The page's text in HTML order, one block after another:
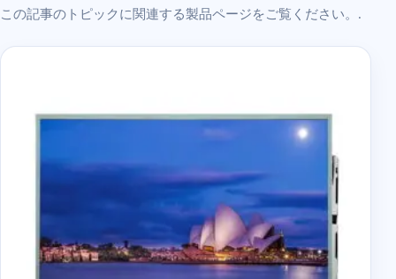
この記事のトピックに関連する製品ページをご覧ください。.